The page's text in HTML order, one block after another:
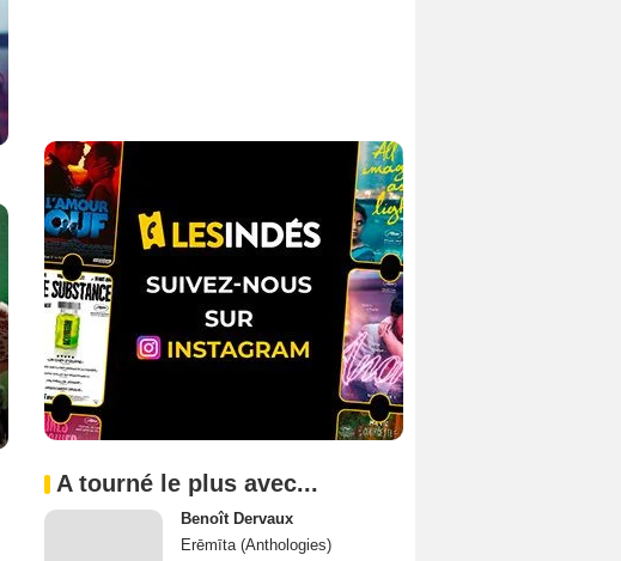
A tourné le plus avec...
Benoît Dervaux
Erēmīta (Anthologies)